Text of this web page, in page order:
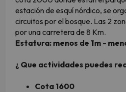
estación de esquí nórdico, se
circuitos por el bosque. Las 2
por una carretera de 8 Km.
Estatura: menos de 1m -
¿ Que actividades puedes
Cota 1600